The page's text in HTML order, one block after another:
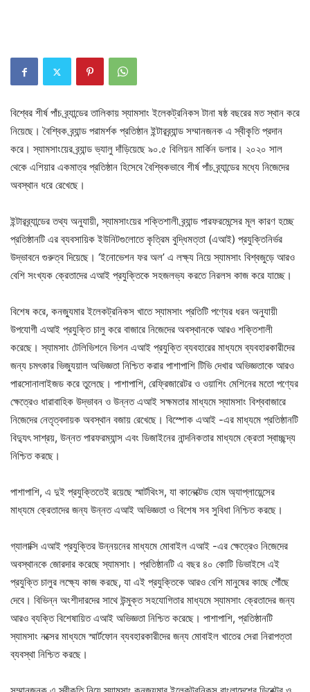
বিশ্বের শীর্ষ পাঁচ ব্র্যান্ডের তালিকায় স্যামসাং ইলেকট্রনিকস টানা ষষ্ঠ বছরের মত স্থান করে
নিয়েছে। বৈশ্বিক ব্র্যান্ড পরামর্শক প্রতিষ্ঠান ইন্টারব্র্যান্ড সম্মানজনক এ স্বীকৃতি প্রদান
করে। স্যামসাংয়ের ব্র্যান্ড ভ্যালু দাঁড়িয়েছে ৯০.৫ বিলিয়ন মার্কিন ডলার। ২০২০ সাল
থেকে এশিয়ার একমাত্র প্রতিষ্ঠান হিসেবে বৈশ্বিকভাবে শীর্ষ পাঁচ ব্র্যান্ডের মধ্যে নিজেদের
অবস্থান ধরে রেখেছে।
ইন্টারব্র্যান্ডের তথ্য অনুযায়ী, স্যামসাংয়ের শক্তিশালী ব্র্যান্ড পারফরমেন্সের মূল কারণ হচ্ছে
প্রতিষ্ঠানটি এর ব্যবসায়িক ইউনিটগুলোতে কৃত্রিম বুদ্ধিমত্তা (এআই) প্রযুক্তিনির্ভর
উদ্ভাবনে গুরুত্ব দিয়েছে। ‘ইনোভেশন ফর অল’ এ লক্ষ্য নিয়ে স্যামসাং বিশ্বজুড়ে আরও
বেশি সংখ্যক ক্রেতাদের এআই প্রযুক্তিকে সহজলভ্য করতে নিরলস কাজ করে যাচ্ছে।
বিশেষ করে, কনজ্যুমার ইলেকট্রনিকস খাতে স্যামসাং প্রতিটি পণ্যের ধরন অনুযায়ী
উপযোগী এআই প্রযুক্তি চালু করে বাজারে নিজেদের অবস্থানকে আরও শক্তিশালী
করেছে। স্যামসাং টেলিভিশনে ভিশন এআই প্রযুক্তি ব্যবহারের মাধ্যমে ব্যবহারকারীদের
জন্য চমৎকার ভিজ্যুয়াল অভিজ্ঞতা নিশ্চিত করার পাশাপাশি টিভি দেখার অভিজ্ঞতাকে আরও
পারসোনালাইজড করে তুলেছে। পাশাপাশি, রেফ্রিজারেটর ও ওয়াশিং মেশিনের মতো পণ্যের
ক্ষেত্রেও ধারাবাহিক উদ্ভাবন ও উন্নত এআই সক্ষমতার মাধ্যমে স্যামসাং বিশ্ববাজারে
নিজেদের নেতৃত্বদায়ক অবস্থান বজায় রেখেছে। বিস্পোক এআই -এর মাধ্যমে প্রতিষ্ঠানটি
বিদ্যুৎ সাশ্রয়, উন্নত পারফরম্যান্স এবং ডিজাইনের নান্দনিকতার মাধ্যমে ক্রেতা স্বাচ্ছন্দ্য
নিশ্চিত করছে।
পাশাপাশি, এ দুই প্রযুক্তিতেই রয়েছে স্মার্টথিংস, যা কানেক্টেড হোম অ্যাপ্লায়েন্সের
মাধ্যমে ক্রেতাদের জন্য উন্নত এআই অভিজ্ঞতা ও বিশেষ সব সুবিধা নিশ্চিত করছে।
গ্যালাক্সি এআই প্রযুক্তির উন্নয়নের মাধ্যমে মোবাইল এআই -এর ক্ষেত্রেও নিজেদের
অবস্থানকে জোরদার করেছে স্যামসাং। প্রতিষ্ঠানটি এ বছর ৪০ কোটি ডিভাইসে এই
প্রযুক্তি চালুর লক্ষ্যে কাজ করছে, যা এই প্রযুক্তিকে আরও বেশি মানুষের কাছে পৌঁছে
দেবে। বিভিন্ন অংশীদারদের সাথে উন্মুক্ত সহযোগিতার মাধ্যমে স্যামসাং ক্রেতাদের জন্য
আরও ব্যক্তি বিশেষায়িত এআই অভিজ্ঞতা নিশ্চিত করেছে। পাশাপাশি, প্রতিষ্ঠানটি
স্যামসাং নক্সের মাধ্যমে স্মার্টফোন ব্যবহারকারীদের জন্য মোবাইল খাতের সেরা নিরাপত্তা
ব্যবস্থা নিশ্চিত করছে।